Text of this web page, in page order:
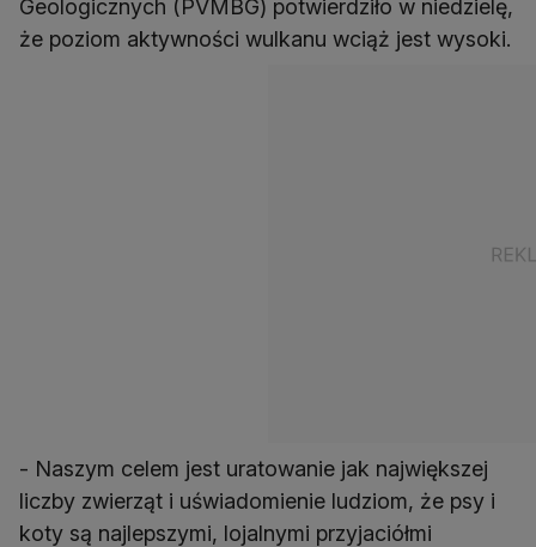
Geologicznych (PVMBG) potwierdziło w niedzielę,
że poziom aktywności wulkanu wciąż jest wysoki.
- Naszym celem jest uratowanie jak największej
liczby zwierząt i uświadomienie ludziom, że psy i
koty są najlepszymi, lojalnymi przyjaciółmi